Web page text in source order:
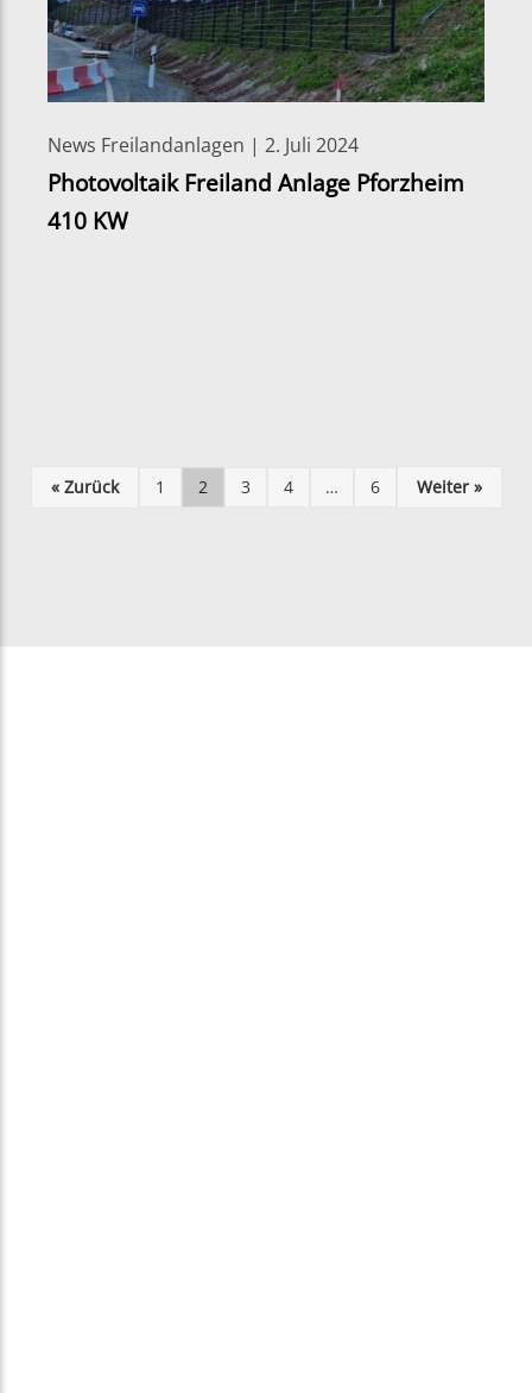
News Freilandanlagen | 2. Juli 2024
Photovoltaik Freiland Anlage Pforzheim
410 KW
« Zurück 1 2 3 4 … 6 Weiter »